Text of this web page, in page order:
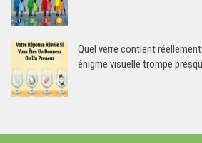
Quel verre contient
énigme visuelle trompe